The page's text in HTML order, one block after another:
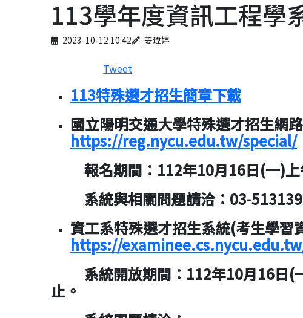
113學年度資訊工程學
Published on
2023-10-12 10:42
Author 姜瑋婷
Tweet
113特殊選才招生簡章下載
國立陽明交通大學特殊選才招生網
https://reg.nycu.edu.tw/special/
報名期間：112年10月16日(一)上
系統與相關問題請洽：03-
資工系特殊選才招生系統(考生學習
https://
系統開放期間：112年10月16日
止。